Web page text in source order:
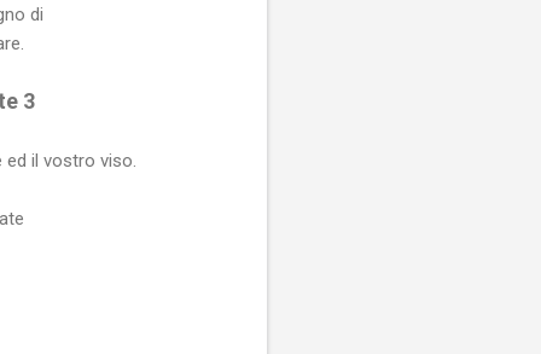
di
3
il vostro viso.